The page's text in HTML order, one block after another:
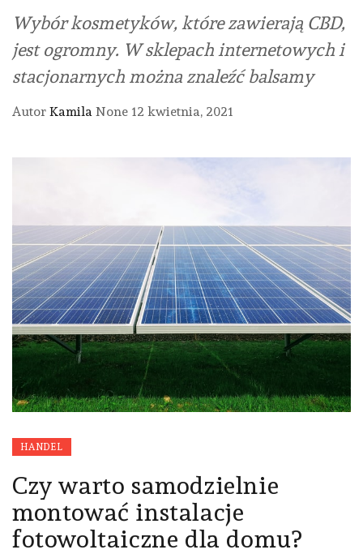
Wybór kosmetyków, które zawierają CBD,
jest ogromny. W sklepach internetowych i
stacjonarnych można znaleźć balsamy
Autor Kamila None 12 kwietnia, 2021
HANDEL
Czy warto samodzielnie
montować instalacje
fotowoltaiczne dla domu?